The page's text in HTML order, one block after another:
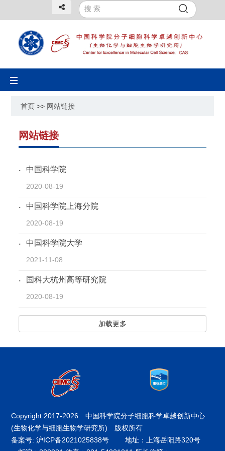
Toggle
navigation
首页 >> 网站链接
网站链接
中国科学院
2020-08-19
中国科学院上海分院
2020-08-19
中国科学院大学
2021-11-08
国科大杭州高等研究院
2020-08-19
加载更多
Copyright 2017-2026 中国科学院分子细胞科学卓越创新中心
(生物化学与细胞生物学研究所) 版权所有
备案号: 沪ICP备2021025838号
地址：上海岳阳路320号